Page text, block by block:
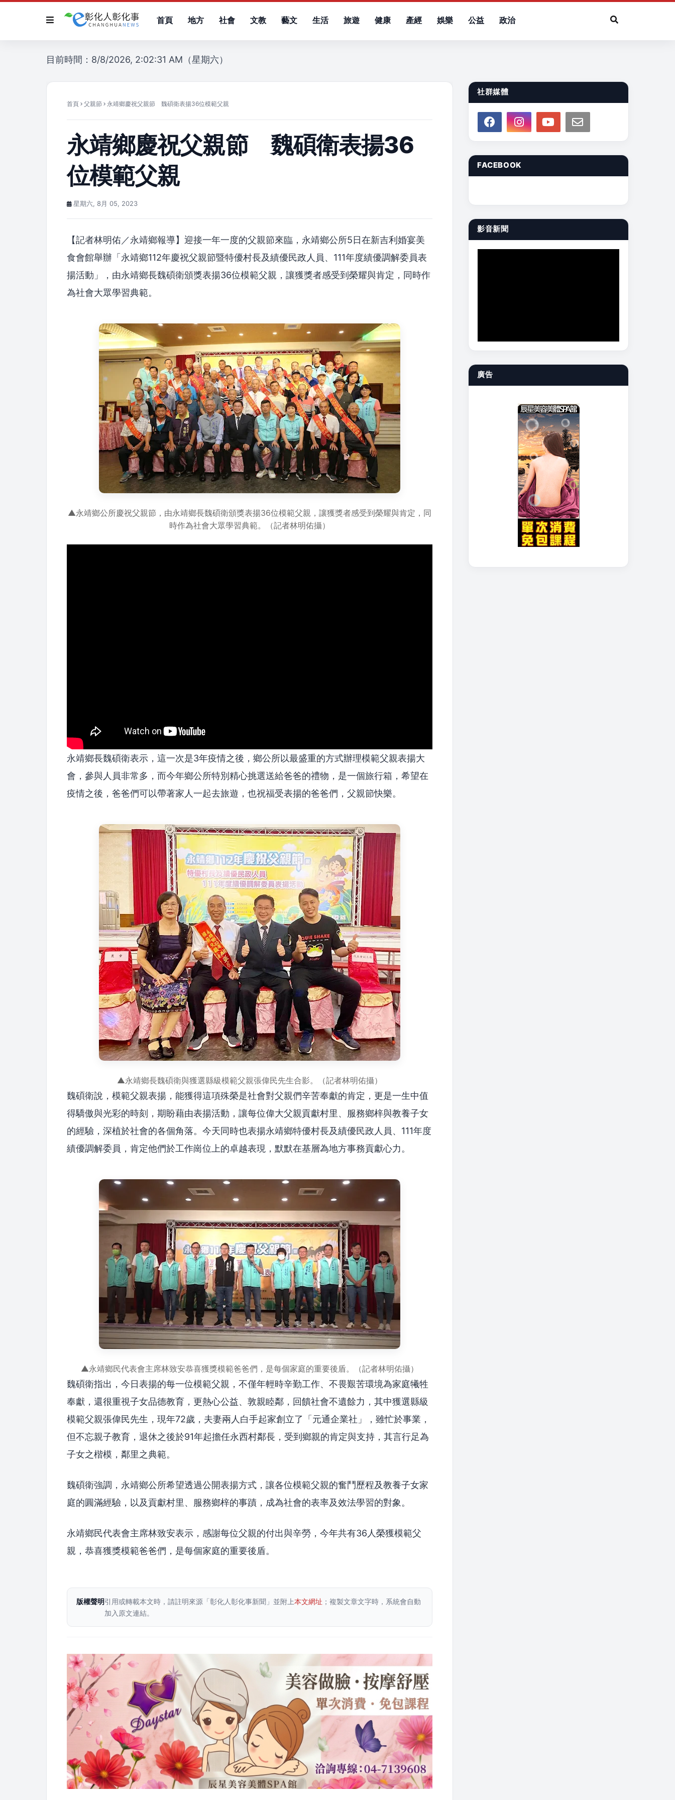
首頁 地方 社會 文教 藝文 生活 旅遊 健康 產經 娛樂 公益 政治
目前時間：8/8/2026, 2:02:31 AM（星期六）
首頁 父親節 永靖鄉慶祝父親節 魏碩衛表揚36位模範父親
永靖鄉慶祝父親節 魏碩衛表揚36
位模範父親
星期六, 8月 05, 2023
【記者林明佑／永靖鄉報導】迎接一年一度的父親節來臨，永靖鄉公所5日在新吉利婚宴美
食會館舉辦「永靖鄉112年慶祝父親節暨特優村長及績優民政人員、111年度績優調解委員表
揚活動」，由永靖鄉長魏碩衛頒獎表揚36位模範父親，讓獲獎者感受到榮耀與肯定，同時作
為社會大眾學習典範。
▲永靖鄉公所慶祝父親節，由永靖鄉長魏碩衛頒獎表揚36位模範父親，讓獲獎者感受到榮耀與肯定，同
時作為社會大眾學習典範。（記者林明佑攝）
永靖鄉長魏碩衛表示，這一次是3年疫情之後，鄉公所以最盛重的方式辦理模範父親表揚大
會，參與人員非常多，而今年鄉公所特別精心挑選送給爸爸的禮物，是一個旅行箱，希望在
疫情之後，爸爸們可以帶著家人一起去旅遊，也祝福受表揚的爸爸們，父親節快樂。
▲永靖鄉長魏碩衛與獲選縣級模範父親張偉民先生合影。（記者林明佑攝）
魏碩衛說，模範父親表揚，能獲得這項殊榮是社會對父親們辛苦奉獻的肯定，更是一生中值
得驕傲與光彩的時刻，期盼藉由表揚活動，讓每位偉大父親貢獻村里、服務鄉梓與教養子女
的經驗，深植於社會的各個角落。今天同時也表揚永靖鄉特優村長及績優民政人員、111年度
績優調解委員，肯定他們於工作崗位上的卓越表現，默默在基層為地方事務貢獻心力。
▲永靖鄉民代表會主席林致安恭喜獲獎模範爸爸們，是每個家庭的重要後盾。（記者林明佑攝）
魏碩衛指出，今日表揚的每一位模範父親，不僅年輕時辛勤工作、不畏艱苦環境為家庭犧牲
奉獻，還很重視子女品德教育，更熱心公益、敦親睦鄰，回饋社會不遺餘力，其中獲選縣級
模範父親張偉民先生，現年72歲，夫妻兩人白手起家創立了「元通企業社」，雖忙於事業，
但不忘親子教育，退休之後於91年起擔任永西村鄰長，受到鄉親的肯定與支持，其言行足為
子女之楷模，鄰里之典範。
魏碩衛強調，永靖鄉公所希望透過公開表揚方式，讓各位模範父親的奮鬥歷程及教養子女家
庭的圓滿經驗，以及貢獻村里、服務鄉梓的事蹟，成為社會的表率及效法學習的對象。
永靖鄉民代表會主席林致安表示，感謝每位父親的付出與辛勞，今年共有36人榮獲模範父
親，恭喜獲獎模範爸爸們，是每個家庭的重要後盾。
版權聲明引用或轉載本文時，請註明來源「彰化人彰化事新聞」並附上本文網址 ；複製文章文字時，系統會自動
加入原文連結。
社群媒體
FACEBOOK
影音新聞
廣告